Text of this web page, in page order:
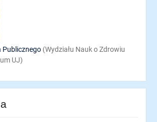
(Wydziału Nauk o Zdrowiu
UJ)